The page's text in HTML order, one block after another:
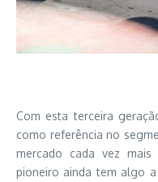
Com esta terceira
como referência no
mercado cada vez
pioneiro ainda tem algo